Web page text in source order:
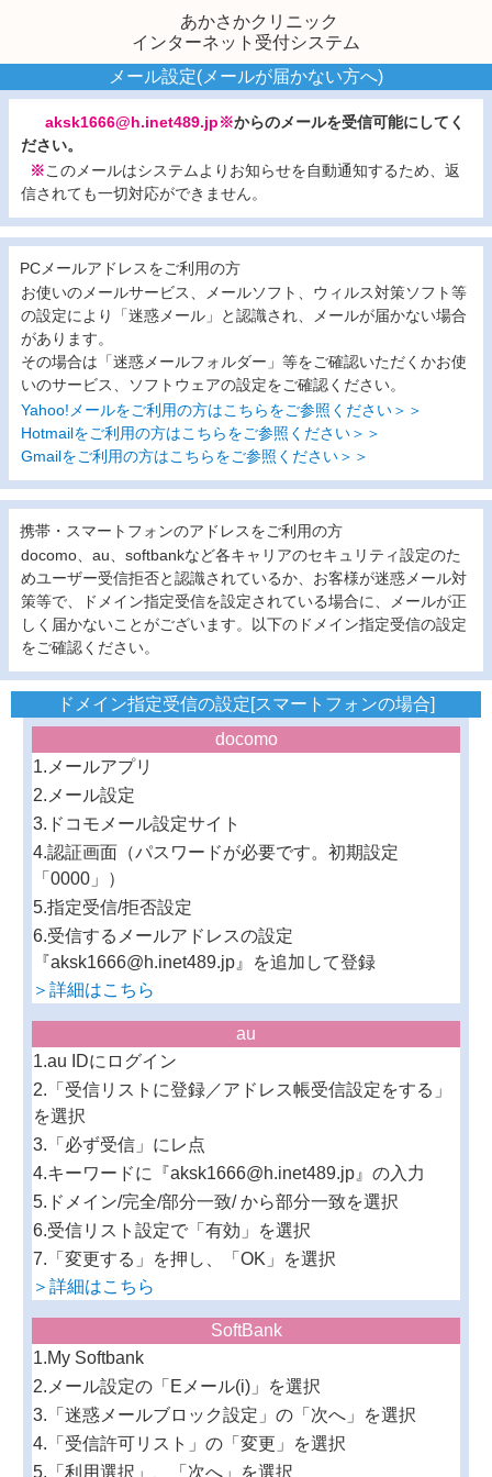
あかさかクリニック
インターネット受付システム
メール設定(メールが届かない方へ)
aksk1666@h.inet489.jp※からのメールを受信可能にしてく
ださい。
※このメールはシステムよりお知らせを自動通知するため、返
信されても一切対応ができません。
PCメールアドレスをご利用の方
お使いのメールサービス、メールソフト、ウィルス対策ソフト等
の設定により「迷惑メール」と認識され、メールが届かない場合
があります。
その場合は「迷惑メールフォルダー」等をご確認いただくかお使
いのサービス、ソフトウェアの設定をご確認ください。
Yahoo!メールをご利用の方はこちらをご参照ください＞＞
Hotmailをご利用の方はこちらをご参照ください＞＞
Gmailをご利用の方はこちらをご参照ください＞＞
携帯・スマートフォンのアドレスをご利用の方
docomo、au、softbankなど各キャリアのセキュリティ設定のた
めユーザー受信拒否と認識されているか、お客様が迷惑メール対
策等で、ドメイン指定受信を設定されている場合に、メールが正
しく届かないことがございます。以下のドメイン指定受信の設定
をご確認ください。
ドメイン指定受信の設定[スマートフォンの場合]
docomo
1.メールアプリ
2.メール設定
3.ドコモメール設定サイト
4.認証画面（パスワードが必要です。初期設定
「0000」）
5.指定受信/拒否設定
6.受信するメールアドレスの設定
『aksk1666@h.inet489.jp』を追加して登録
＞詳細はこちら
au
1.au IDにログイン
2.「受信リストに登録／アドレス帳受信設定をする」
を選択
3.「必ず受信」にレ点
4.キーワードに『aksk1666@h.inet489.jp』の入力
5.ドメイン/完全/部分一致/ から部分一致を選択
6.受信リスト設定で「有効」を選択
7.「変更する」を押し、「OK」を選択
＞詳細はこちら
SoftBank
1.My Softbank
2.メール設定の「Eメール(i)」を選択
3.「迷惑メールブロック設定」の「次へ」を選択
4.「受信許可リスト」の「変更」を選択
5.「利用選択」、「次へ」を選択